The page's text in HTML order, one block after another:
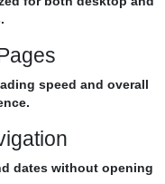
speed and overall
dates without opening